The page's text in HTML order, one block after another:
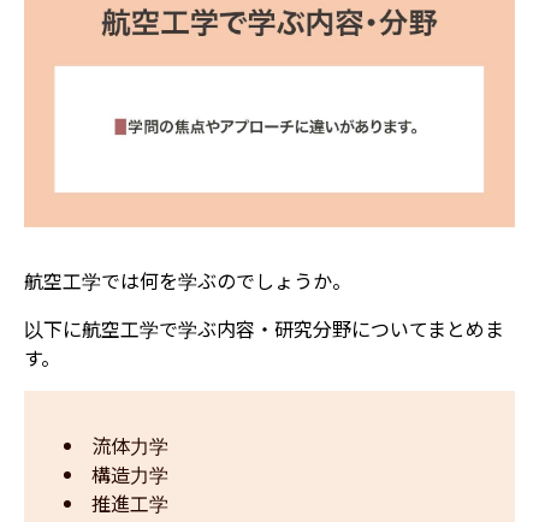
航空工学では何を学ぶのでしょうか。
以下に航空工学で学ぶ内容・研究分野についてまとめま
す。
流体力学
構造力学
推進工学